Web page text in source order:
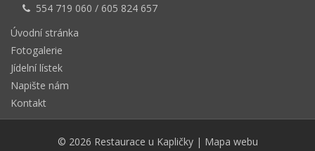
554 719 060 / 605 824 657
Úvodní stránka
Fotogalerie
Jídelní lístek
Napište nám
Kontakt
© 2026 Restaurace u Kapličky | Mapa webu